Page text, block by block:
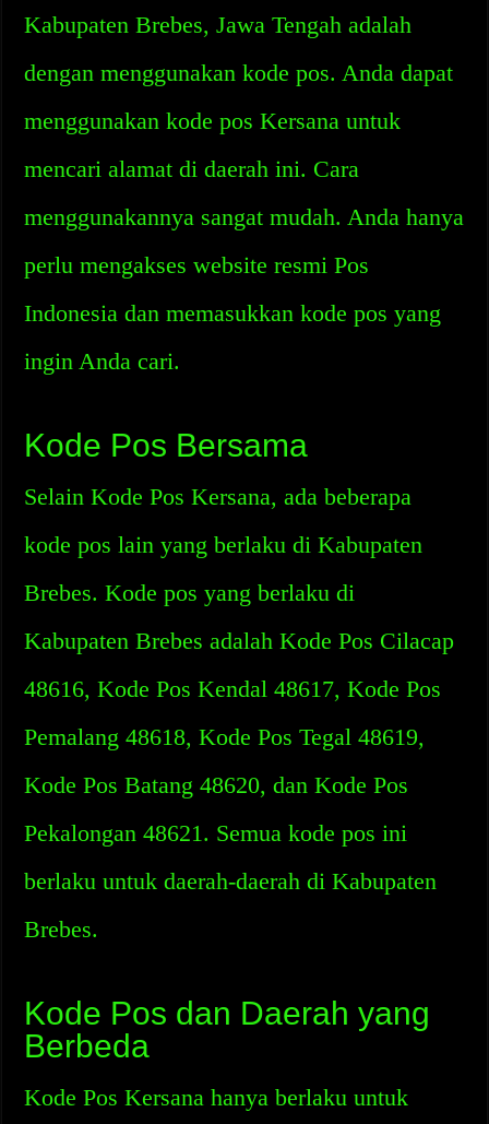
Kabupaten Brebes, Jawa Tengah adalah
dengan menggunakan kode pos. Anda dapat
menggunakan kode pos Kersana untuk
mencari alamat di daerah ini. Cara
menggunakannya sangat mudah. Anda hanya
perlu mengakses website resmi Pos
Indonesia dan memasukkan kode pos yang
ingin Anda cari.
Kode Pos Bersama
Selain Kode Pos Kersana, ada beberapa
kode pos lain yang berlaku di Kabupaten
Brebes. Kode pos yang berlaku di
Kabupaten Brebes adalah Kode Pos Cilacap
48616, Kode Pos Kendal 48617, Kode Pos
Pemalang 48618, Kode Pos Tegal 48619,
Kode Pos Batang 48620, dan Kode Pos
Pekalongan 48621. Semua kode pos ini
berlaku untuk daerah-daerah di Kabupaten
Brebes.
Kode Pos dan Daerah yang
Berbeda
Kode Pos Kersana hanya berlaku untuk